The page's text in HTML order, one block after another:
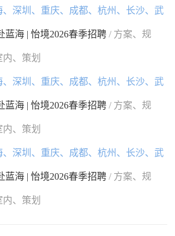
、深圳、重庆、成都、杭州、长沙、武
蓝海 | 怡境2026春季招聘/ 方案、规
、策划
、深圳、重庆、成都、杭州、长沙、武
蓝海 | 怡境2026春季招聘/ 方案、规
、策划
、深圳、重庆、成都、杭州、长沙、武
蓝海 | 怡境2026春季招聘/ 方案、规
、策划